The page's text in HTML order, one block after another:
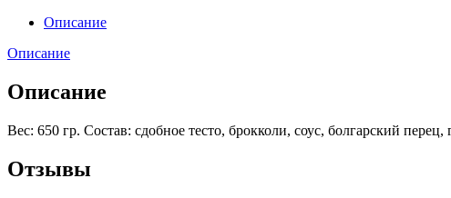
Описание
Описание
Описание
Вес: 650 гр. Состав: сдобное тесто, брокколи, соус, болгарский
Отзывы